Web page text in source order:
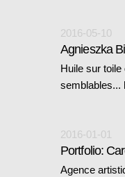
2016-05-10
Agnieszka
Huile sur
semblables...
2016-01-01
Portfolio:
Agence